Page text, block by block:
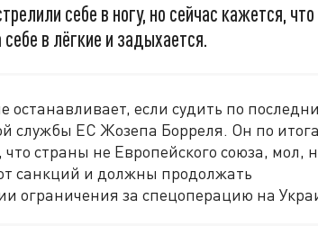
себе в ногу, но сейчас кажется, что
в лёгкие и задыхается.
останавливает, если судить по
службы ЕС Жозепа Борреля. Он по
страны не Европейского союза, мол,
от санкций и должны продолжать
ограничения за спецоперацию на